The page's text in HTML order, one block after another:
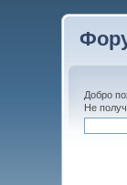
Добро
Не